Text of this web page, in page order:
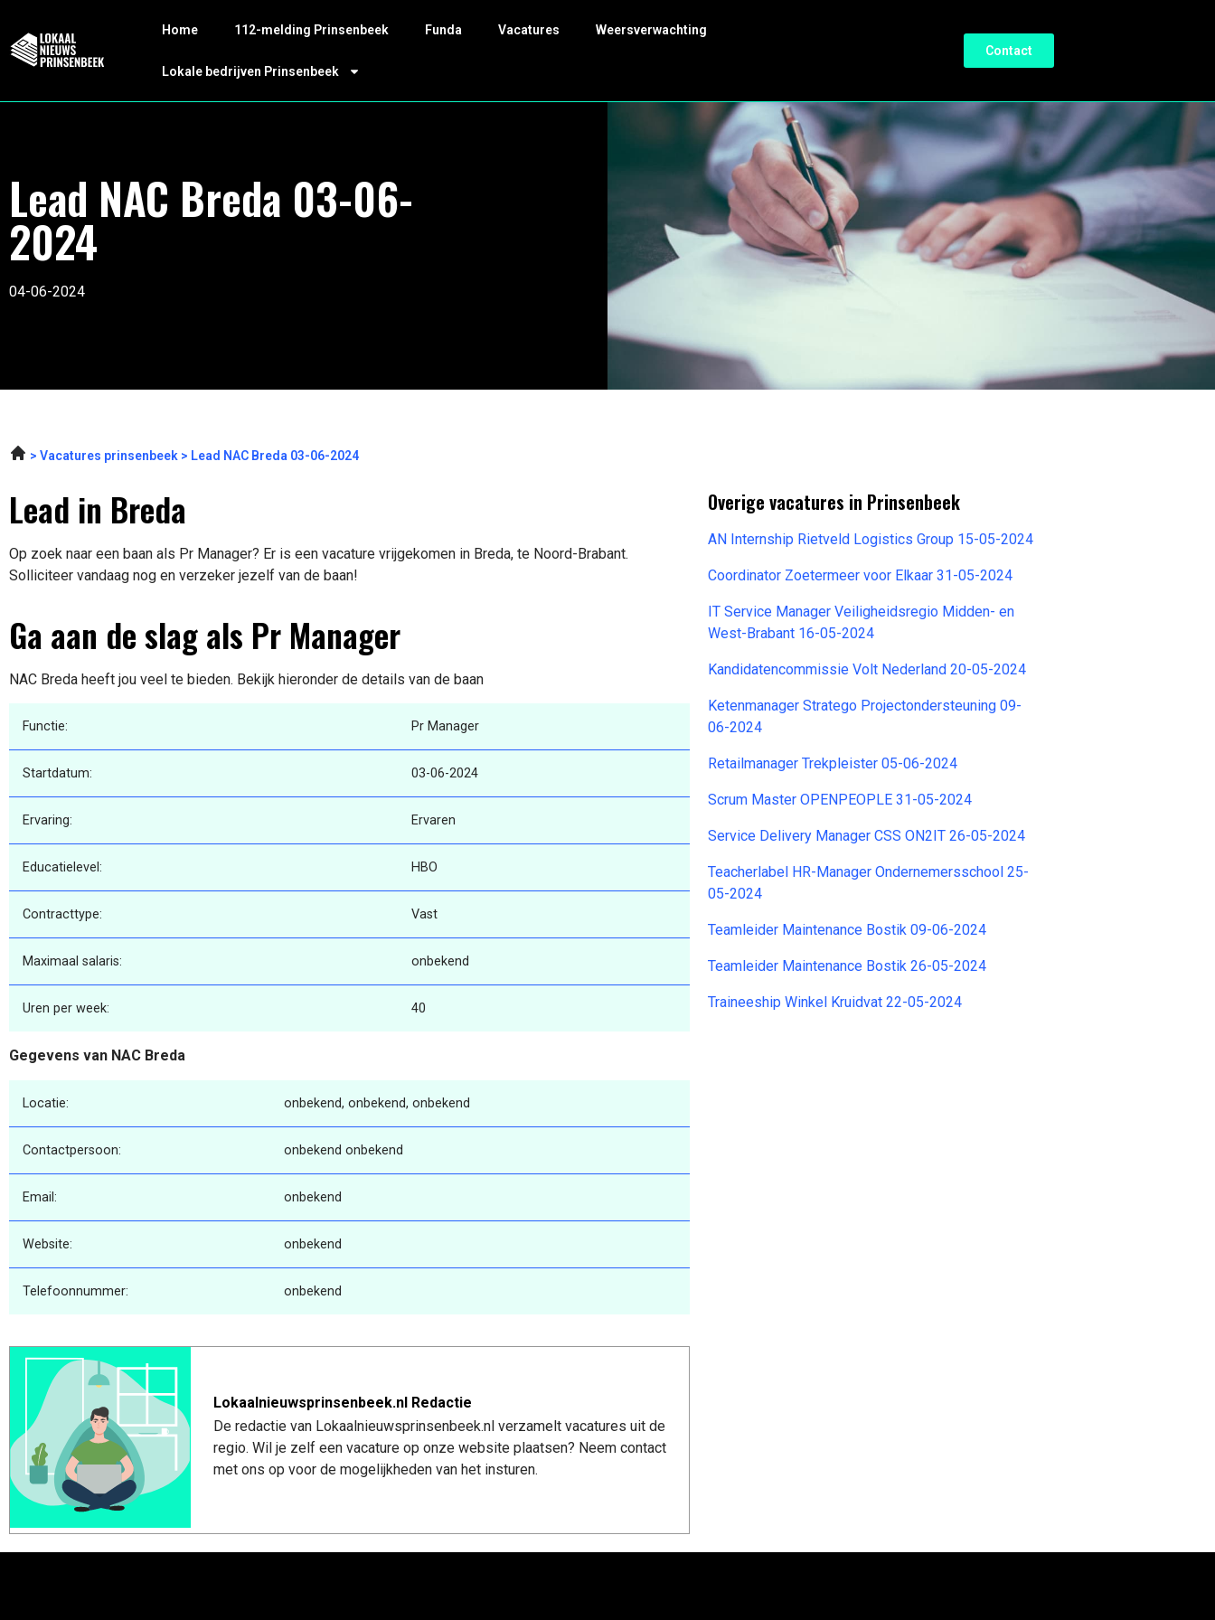
Home 112-melding Prinsenbeek Funda Vacatures Weersverwachting
Lokale bedrijven Prinsenbeek
Contact
Lead NAC Breda 03-06-
2024
04-06-2024
Vacatures prinsenbeek Lead NAC Breda 03-06-2024
Lead in Breda
Op zoek naar een baan als Pr Manager? Er is een vacature vrijgekomen in Breda, te Noord-Brabant.
Solliciteer vandaag nog en verzeker jezelf van de baan!
Ga aan de slag als Pr Manager
NAC Breda heeft jou veel te bieden. Bekijk hieronder de details van de baan
Functie: Pr Manager
Startdatum: 03-06-2024
Ervaring: Ervaren
Educatielevel: HBO
Contracttype: Vast
Maximaal salaris: onbekend
Uren per week: 40
Gegevens van NAC Breda
Locatie: onbekend, onbekend, onbekend
Contactpersoon: onbekend onbekend
Email: onbekend
Website: onbekend
Telefoonnummer: onbekend
Lokaalnieuwsprinsenbeek.nl Redactie
De redactie van Lokaalnieuwsprinsenbeek.nl verzamelt vacatures uit de
regio. Wil je zelf een vacature op onze website plaatsen? Neem contact
met ons op voor de mogelijkheden van het insturen.
Overige vacatures in Prinsenbeek
AN Internship Rietveld Logistics Group 15-05-2024
Coordinator Zoetermeer voor Elkaar 31-05-2024
IT Service Manager Veiligheidsregio Midden- en
West-Brabant 16-05-2024
Kandidatencommissie Volt Nederland 20-05-2024
Ketenmanager Stratego Projectondersteuning 09-
06-2024
Retailmanager Trekpleister 05-06-2024
Scrum Master OPENPEOPLE 31-05-2024
Service Delivery Manager CSS ON2IT 26-05-2024
Teacherlabel HR-Manager Ondernemersschool 25-
05-2024
Teamleider Maintenance Bostik 09-06-2024
Teamleider Maintenance Bostik 26-05-2024
Traineeship Winkel Kruidvat 22-05-2024